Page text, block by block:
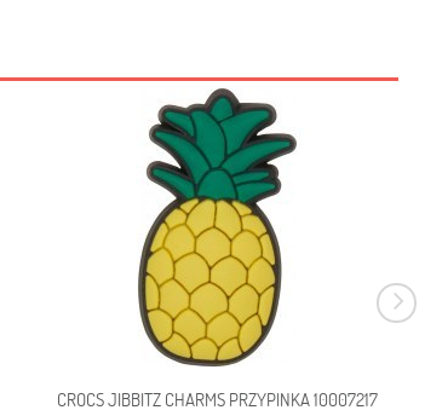
CROCS JIBBITZ CHARMS PRZYPINKA 10007217